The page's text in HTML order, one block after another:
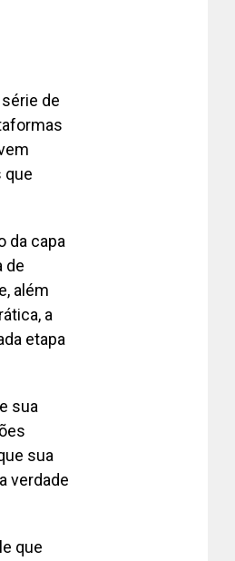
de
que
da capa
de
além
a
etapa
sua
sua
verdade
que